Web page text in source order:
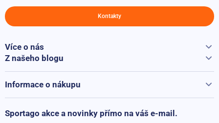
J 100%
Přidáno: 12.03.2026
Kontakty
Více o nás
Vše o Sportago
Kontakty
Z našeho blogu
Běžecké pásy při přepravě hýčkáme
Informace o nákupu
Sportago akce a novinky přímo na váš e-mail.